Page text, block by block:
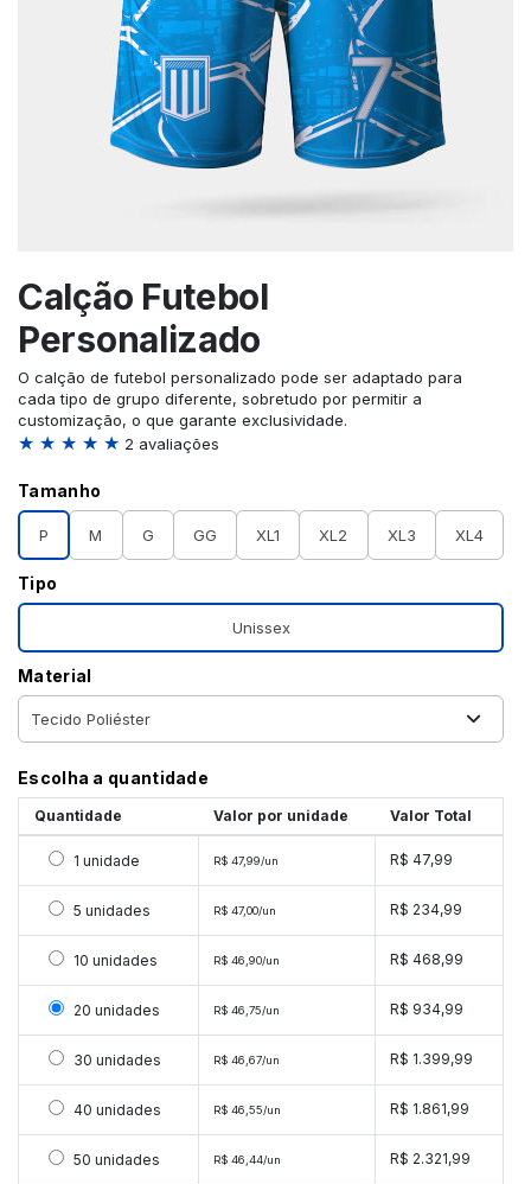
Calção Futebol
Personalizado
O calção de futebol personalizado pode ser adaptado para
cada tipo de grupo diferente, sobretudo por permitir a
customização, o que garante exclusividade.
★ ★ ★ ★ ★ 2 avaliações
Tamanho
P M G GG XL1 XL2 XL3 XL4
Tipo
Unissex
Material
Escolha a quantidade
Quantidade Valor por unidade Valor Total
Selecionar 1 unidade
1 unidade R$ 47,99/un R$ 47,99
Selecionar 5 unidades
5 unidades R$ 47,00/un R$ 234,99
Selecionar 10 unidades
10 unidades R$ 46,90/un R$ 468,99
Selecionar 20 unidades
20 unidades R$ 46,75/un R$ 934,99
Selecionar 30 unidades
30 unidades R$ 46,67/un R$ 1.399,99
Selecionar 40 unidades
40 unidades R$ 46,55/un R$ 1.861,99
Selecionar 50 unidades
50 unidades R$ 46,44/un R$ 2.321,99